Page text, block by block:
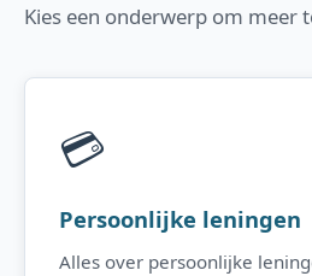
Kies een onderwerp om meer
💳
Persoonlijke leningen
Alles over persoonlijke